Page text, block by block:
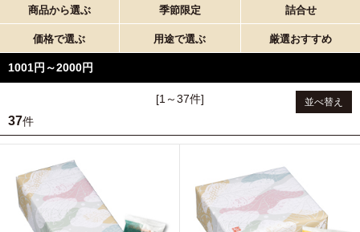
商品から選ぶ 季節限定 詰合せ
価格で選ぶ 用途で選ぶ 厳選おすすめ
1001円～2000円
並べ替え
[1～37件]
37件